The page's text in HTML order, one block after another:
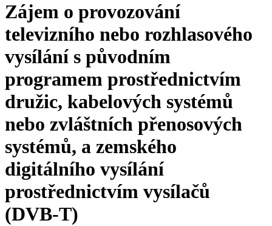
Zájem o provozování
televizního nebo rozhlasového
vysílání s původním
programem prostřednictvím
družic, kabelových systémů
nebo zvláštních přenosových
systémů, a zemského
digitálního vysílání
prostřednictvím vysílačů
(DVB-T)